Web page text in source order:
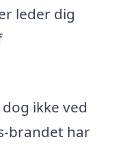
leder dig
ikke ved
brandet har